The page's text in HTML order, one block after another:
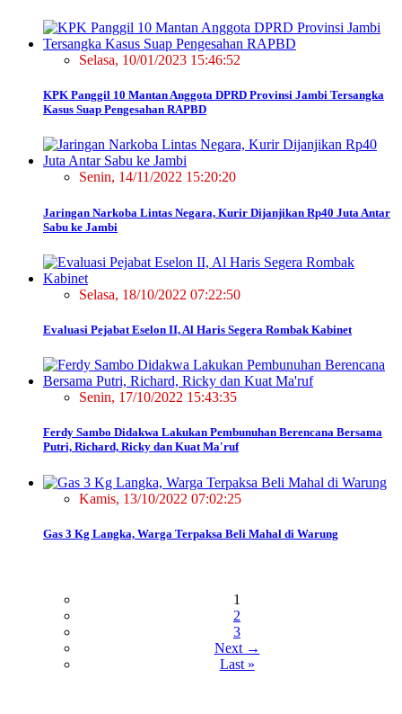
Selasa, 10/01/2023 15:46:52
KPK Panggil 10 Mantan Anggota DPRD Provinsi Jambi Tersangka
Kasus Suap Pengesahan RAPBD
Senin, 14/11/2022 15:20:20
Jaringan Narkoba Lintas Negara, Kurir Dijanjikan Rp40 Juta Antar
Sabu ke Jambi
Selasa, 18/10/2022 07:22:50
Evaluasi Pejabat Eselon II, Al Haris Segera Rombak Kabinet
Senin, 17/10/2022 15:43:35
Ferdy Sambo Didakwa Lakukan Pembunuhan Berencana Bersama
Putri, Richard, Ricky dan Kuat Ma'ruf
Kamis, 13/10/2022 07:02:25
Gas 3 Kg Langka, Warga Terpaksa Beli Mahal di Warung
1
2
3
Next →
Last »